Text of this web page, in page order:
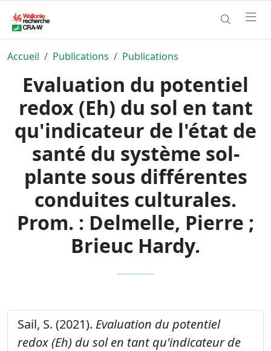
Accueil Publications Publications
Evaluation du potentiel
redox (Eh) du sol en tant
qu'indicateur de l'état de
santé du système sol-
plante sous différentes
conduites culturales.
Prom. : Delmelle, Pierre ;
Brieuc Hardy.
Sail, S. (2021). Evaluation du potentiel
redox (Eh) du sol en tant qu'indicateur de